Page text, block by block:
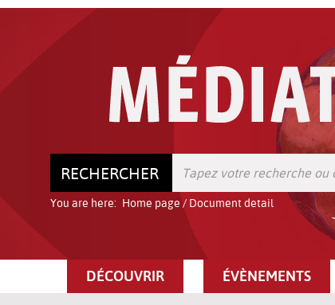
RECHERCHER
You are here: Home page / Document detail
DÉCOUVRIR ÉVÈNEMENTS